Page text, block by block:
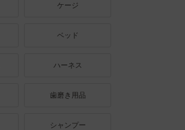
ケージ
ベッド
ハーネス
歯磨き用品
シャンプー